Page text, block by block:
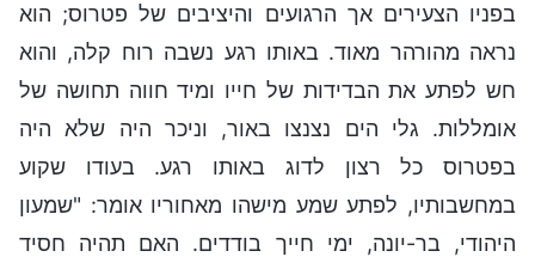
בפניו הצעירים אך הרגועים והיציבים של פטרוס; הוא
נראה מהורהר מאוד. באותו רגע נשבה רוח קלה, והוא
חש לפתע את הבדידות של חייו ומיד חווה תחושה של
אומללות. גלי הים נצנצו באור, וניכר היה שלא היה
בפטרוס כל רצון לדוג באותו רגע. בעודו שקוע
במחשבותיו, לפתע שמע מישהו מאחוריו אומר: "שמעון
היהודי, בר-יונה, ימי חייך בודדים. האם תהיה חסיד